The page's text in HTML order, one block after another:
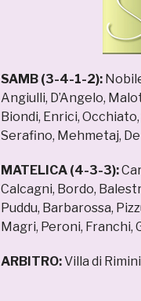
SAMB (3-4-1-2):
Angiulli, D’Angelo,
Biondi, Enrici,
Serafino, Mehmetaj,
MATELICA (4-3-3):
Calcagni, Bordo,
Puddu, Barbarossa,
Magri, Peroni, Franchi,
ARBITRO:Villa di